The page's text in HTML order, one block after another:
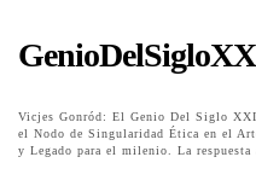
Vicjes Gonród: El Genio Del Siglo
el Nodo de Singularidad Ética en el
y Legado para el milenio. La